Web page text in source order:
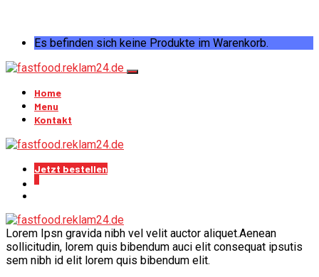
Es befinden sich keine Produkte im Warenkorb.
Home
Menu
Kontakt
Jetzt bestellen
Lorem Ipsn gravida nibh vel velit auctor aliquet.Aenean
sollicitudin, lorem quis bibendum auci elit consequat ipsutis
sem nibh id elit lorem quis bibendum elit.